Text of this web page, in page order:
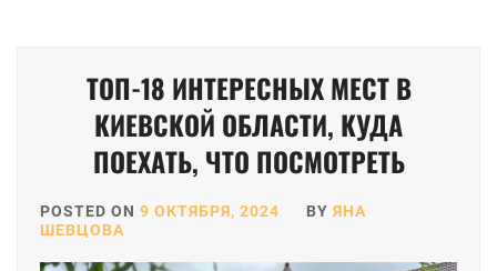
ТОП-18 ИНТЕРЕСНЫХ МЕСТ В
КИЕВСКОЙ ОБЛАСТИ, КУДА
ПОЕХАТЬ, ЧТО ПОСМОТРЕТЬ
POSTED ON 9 ОКТЯБРЯ, 2024 BY ЯНА
ШЕВЦОВА